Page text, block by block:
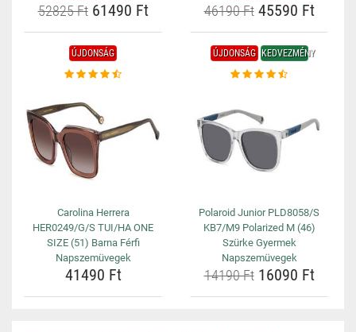
52825 Ft61490 Ft 46190 Ft45590 Ft
ÚJDONSÁG
Carolina Herrera
HER0249/G/S TUI/HA ONE
SIZE (51) Barna Férfi
Napszemüvegek
41490 Ft
ÚJDONSÁG KEDVEZMÉNY
Polaroid Junior PLD8058/S
KB7/M9 Polarized M (46)
Szürke Gyermek
Napszemüvegek
14190 Ft16090 Ft